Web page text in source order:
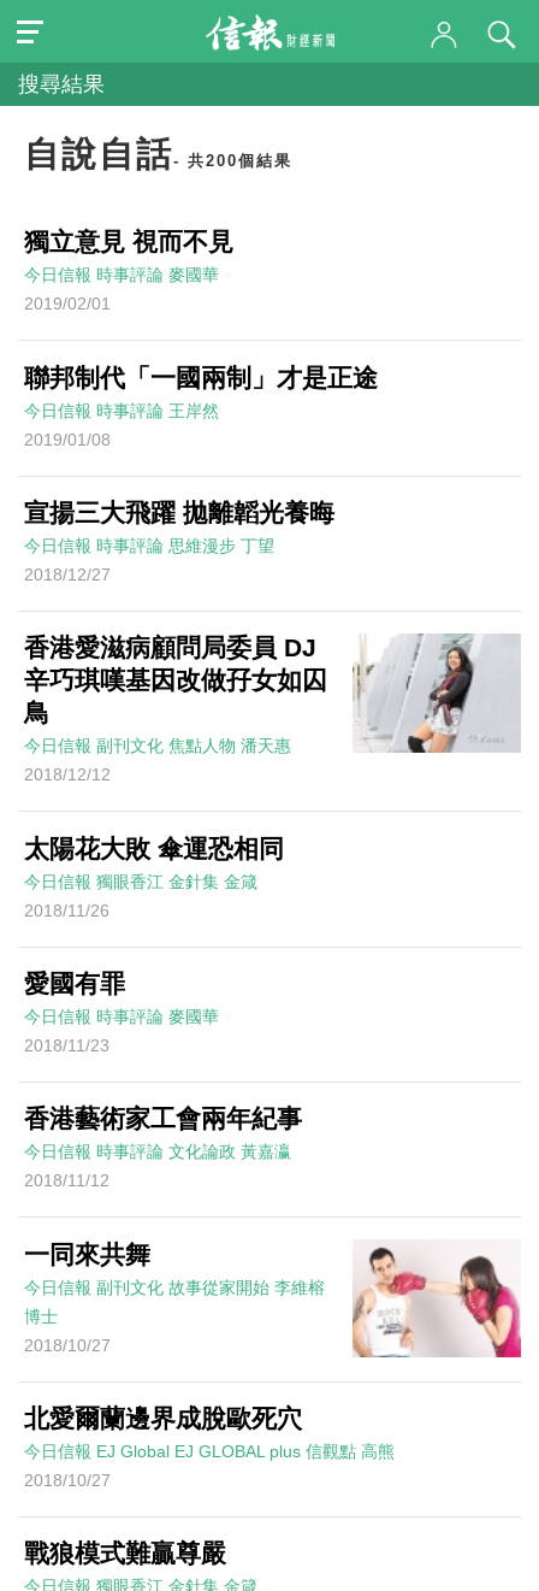
搜尋結果
自說自話- 共200個結果
獨立意見 視而不見
今日信報 時事評論 麥國華
2019/02/01
聯邦制代「一國兩制」才是正途
今日信報 時事評論 王岸然
2019/01/08
宣揚三大飛躍 拋離韜光養晦
今日信報 時事評論 思維漫步 丁望
2018/12/27
香港愛滋病顧問局委員 DJ
辛巧琪嘆基因改做孖女如囚
鳥
今日信報 副刊文化 焦點人物 潘天惠
2018/12/12
太陽花大敗 傘運恐相同
今日信報 獨眼香江 金針集 金箴
2018/11/26
愛國有罪
今日信報 時事評論 麥國華
2018/11/23
香港藝術家工會兩年紀事
今日信報 時事評論 文化論政 黃嘉瀛
2018/11/12
一同來共舞
今日信報 副刊文化 故事從家開始 李維榕
博士
2018/10/27
北愛爾蘭邊界成脫歐死穴
今日信報 EJ Global EJ GLOBAL plus 信觀點 高熊
2018/10/27
戰狼模式難贏尊嚴
今日信報 獨眼香江 金針集 金箴